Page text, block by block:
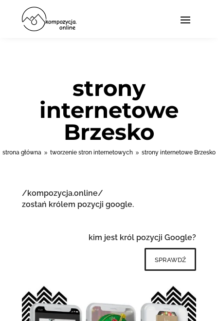
strony
internetowe
Brzesko
strona główna 9 tworzenie stron internetowych 9 strony internetowe Brzesko
/kompozycja.online/
zostań królem pozycji google.
kim jest król pozycji Google?
sprawdź